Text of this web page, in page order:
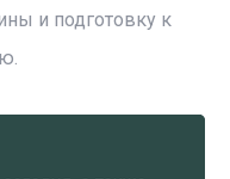
и подготовку к